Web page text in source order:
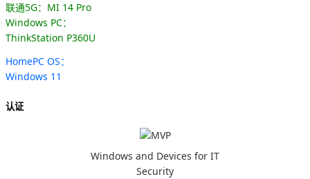
联通5G：MI 14 Pro
Windows PC：
ThinkStation P360U
HomePC OS：
Windows 11
认证
Windows and Devices for IT
Security